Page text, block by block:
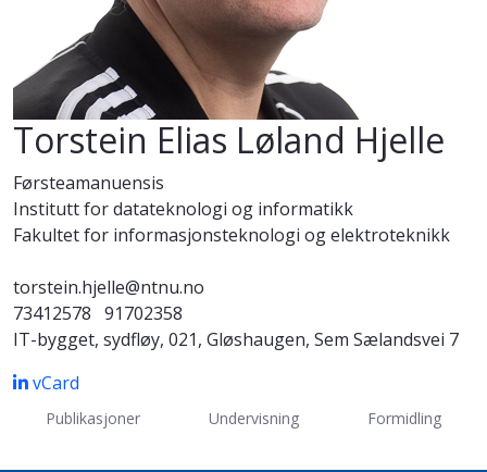
Torstein Elias Løland Hjelle
Førsteamanuensis
Institutt for datateknologi og informatikk
Fakultet for informasjonsteknologi og elektroteknikk
torstein.hjelle@ntnu.no
73412578 91702358
IT-bygget, sydfløy, 021, Gløshaugen, Sem Sælandsvei 7
vCard
Publikasjoner Undervisning Formidling